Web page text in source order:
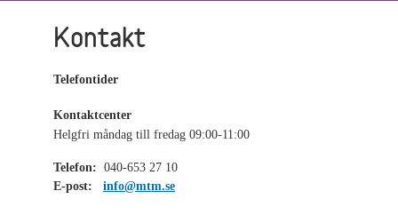
Kontakt
Telefontider
Kontaktcenter
Helgfri måndag till fredag 09:00-11:00
Telefon: 040-653 27 10
E-post:
info@mtm.se